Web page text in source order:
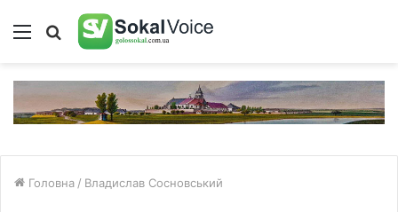
Меню Пошук
Головна / Владислав Сосновський